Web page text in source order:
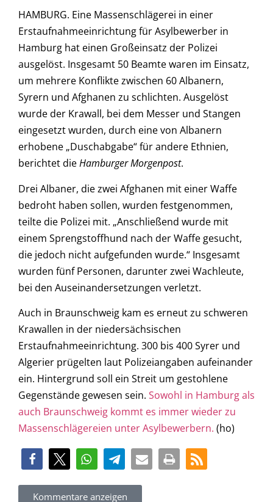
HAMBURG. Eine Massenschlägerei in einer
Erstaufnahmeeinrichtung für Asylbewerber in
Hamburg hat einen Großeinsatz der Polizei
ausgelöst. Insgesamt 50 Beamte waren im Einsatz,
um mehrere Konflikte zwischen 60 Albanern,
Syrern und Afghanen zu schlichten. Ausgelöst
wurde der Krawall, bei dem Messer und Stangen
eingesetzt wurden, durch eine von Albanern
erhobene „Duschabgabe“ für andere Ethnien,
berichtet dieHamburger Morgenpost.
Drei Albaner, die zwei Afghanen mit einer Waffe
bedroht haben sollen, wurden festgenommen,
teilte die Polizei mit. „Anschließend wurde mit
einem Sprengstoffhund nach der Waffe gesucht,
die jedoch nicht aufgefunden wurde.“ Insgesamt
wurden fünf Personen, darunter zwei Wachleute,
bei den Auseinandersetzungen verletzt.
Auch in Braunschweig kam es erneut zu schweren
Krawallen in der niedersächsischen
Erstaufnahmeeinrichtung. 300 bis 400 Syrer und
Algerier prügelten laut Polizeiangaben aufeinander
ein. Hintergrund soll ein Streit um gestohlene
Gegenstände gewesen sein. Sowohl in Hamburg als
auch Braunschweig kommt es immer wieder zu
Massenschlägereien unter Asylbewerbern. (ho)
Kommentare anzeigen